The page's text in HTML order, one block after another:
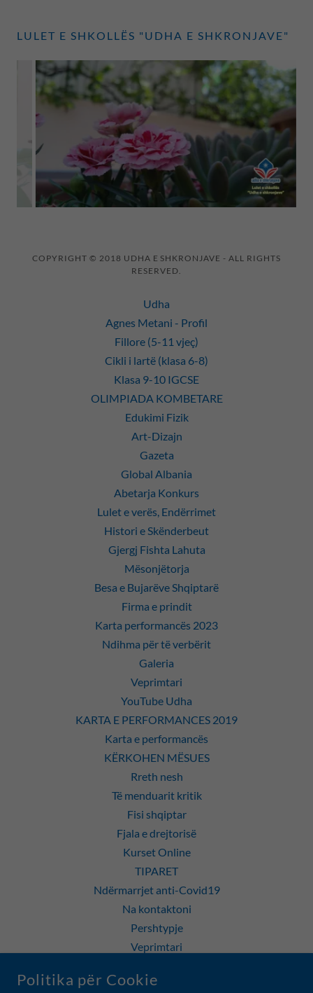
LULET E SHKOLLËS "UDHA E SHKRONJAVE"
COPYRIGHT © 2018 UDHA E SHKRONJAVE - ALL RIGHTS
RESERVED.
Udha
Agnes Metani - Profil
Fillore (5-11 vjeç)
Cikli i lartë (klasa 6-8)
Klasa 9-10 IGCSE
OLIMPIADA KOMBETARE
Edukimi Fizik
Art-Dizajn
Gazeta
Global Albania
Abetarja Konkurs
Lulet e verës, Endërrimet
Histori e Skënderbeut
Gjergj Fishta Lahuta
Mësonjëtorja
Besa e Bujarëve Shqiptarë
Firma e prindit
Karta performancës 2023
Ndihma për të verbërit
Galeria
Veprimtari
YouTube Udha
KARTA E PERFORMANCES 2019
Karta e performancës
KËRKOHEN MËSUES
Rreth nesh
Të menduarit kritik
Fisi shqiptar
Fjala e drejtorisë
Kurset Online
TIPARET
Ndërmarrjet anti-Covid19
Na kontaktoni
Pershtypje
Veprimtari
Art Gallery Toronto
Politika për Cookie